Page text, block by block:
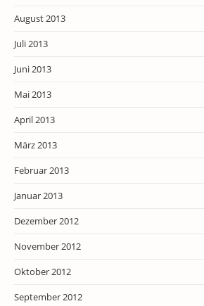
August 2013
Juli 2013
Juni 2013
Mai 2013
April 2013
März 2013
Februar 2013
Januar 2013
Dezember 2012
November 2012
Oktober 2012
September 2012